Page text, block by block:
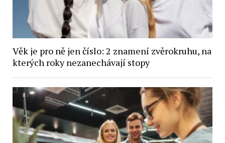
Věk je pro ně jen číslo: 2 znamení zvěrokruhu, na
kterých roky nezanechávají stopy